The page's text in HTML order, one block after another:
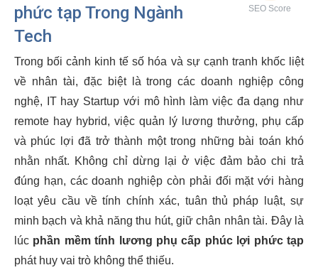
SEO Score
phức tạp Trong Ngành
Tech
Trong bối cảnh kinh tế số hóa và sự cạnh tranh khốc liệt
về nhân tài, đặc biệt là trong các doanh nghiệp công
nghệ, IT hay Startup với mô hình làm việc đa dạng như
remote hay hybrid, việc quản lý lương thưởng, phụ cấp
và phúc lợi đã trở thành một trong những bài toán khó
nhằn nhất. Không chỉ dừng lại ở việc đảm bảo chi trả
đúng hạn, các doanh nghiệp còn phải đối mặt với hàng
loạt yêu cầu về tính chính xác, tuân thủ pháp luật, sự
minh bạch và khả năng thu hút, giữ chân nhân tài. Đây là
lúc phần mềm tính lương phụ cấp phúc lợi phức tạp
phát huy vai trò không thể thiếu.